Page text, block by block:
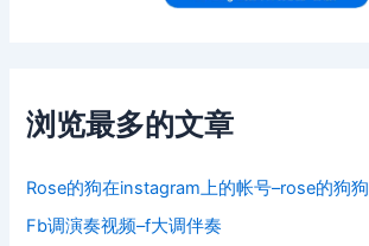
浏览最多的文章
Rose的狗在instagram上的帐号–rose的狗狗
Fb调演奏视频–f大调伴奏